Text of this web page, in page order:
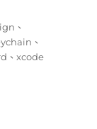
、
、
、xcode